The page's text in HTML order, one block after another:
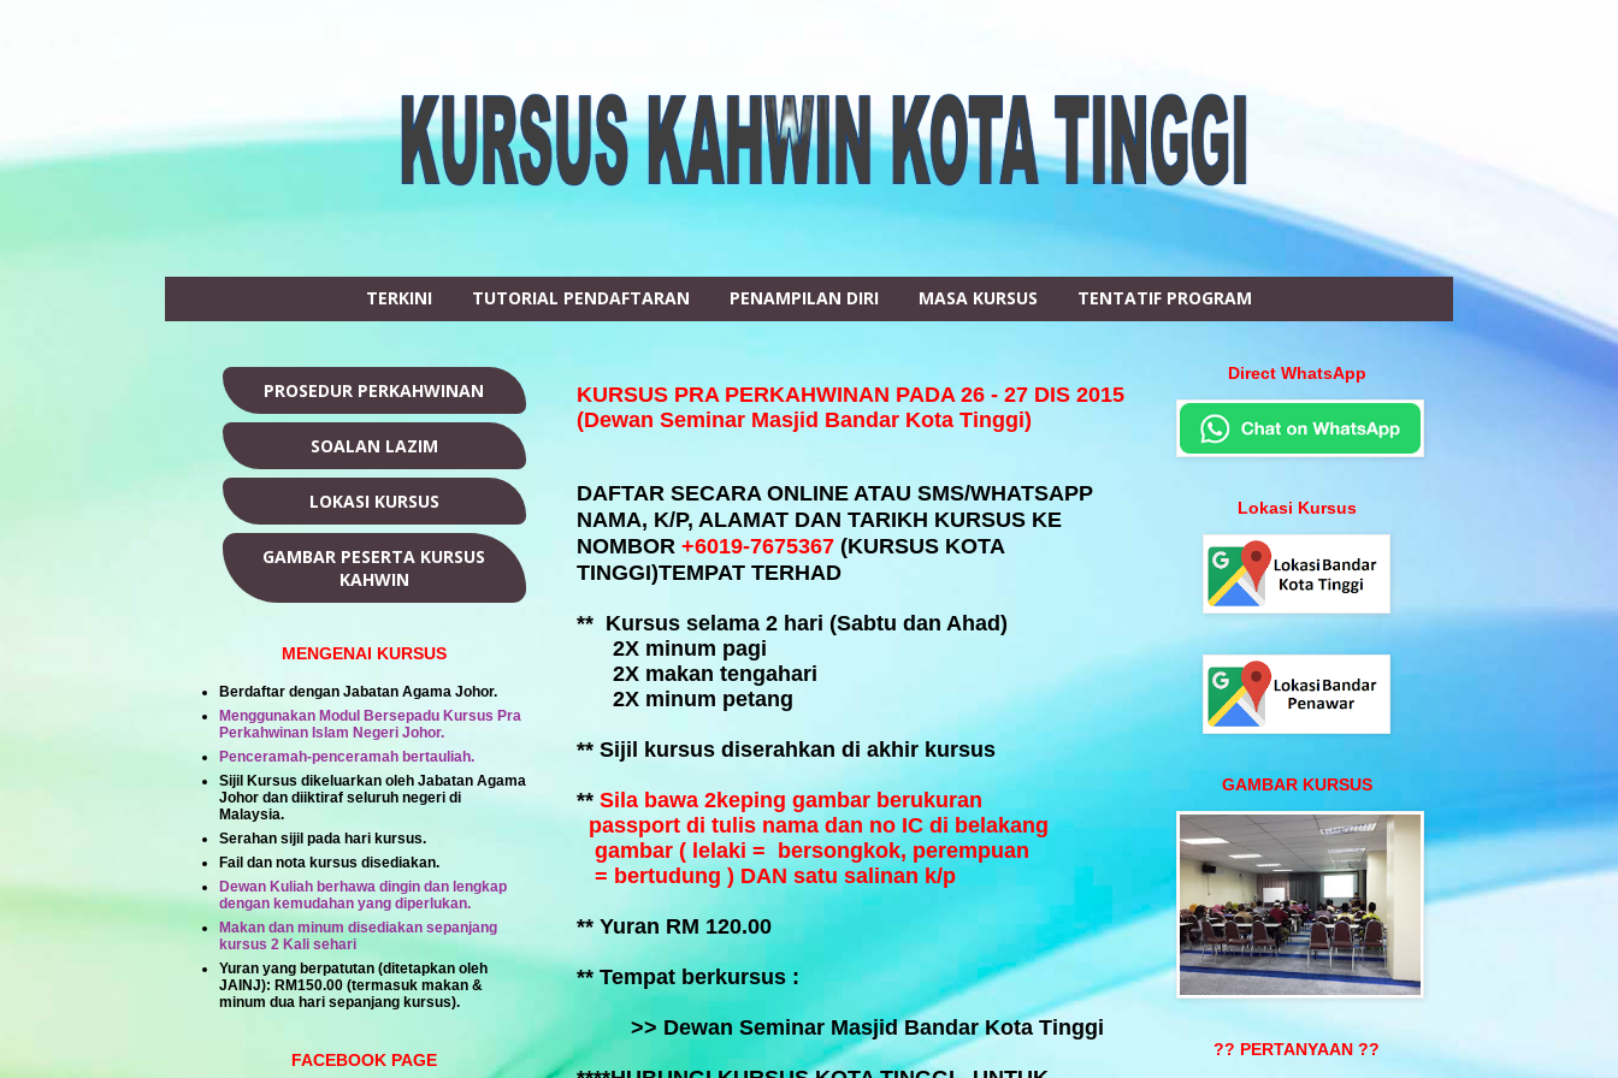
TERKINI TUTORIAL PENDAFTARAN PENAMPILAN DIRI MASA KURSUS TENTATIF PROGRAM
KURSUS PRA PERKAHWINAN PADA 26 - 27 DIS 2015
(Dewan Seminar Masjid Bandar Kota Tinggi)
DAFTAR SECARA ONLINE ATAU SMS/WHATSAPP
NAMA, K/P, ALAMAT DAN TARIKH KURSUS KE
NOMBOR +6019-7675367 (KURSUS KOTA
TINGGI)TEMPAT TERHAD
** Kursus selama 2 hari (Sabtu dan Ahad)
2X minum pagi
2X makan tengahari
2X minum petang
** Sijil kursus diserahkan di akhir kursus
** Sila bawa 2keping gambar berukuran
passport di tulis nama dan no IC di belakang
gambar ( lelaki = bersongkok, perempuan
= bertudung ) DAN satu salinan k/p
** Yuran RM 120.00
** Tempat berkursus :
>> Dewan Seminar Masjid BandarKota Tinggi
PROSEDUR PERKAHWINAN
SOALAN LAZIM
LOKASI KURSUS
GAMBAR PESERTA KURSUS
KAHWIN
MENGENAI KURSUS
Berdaftar dengan Jabatan Agama Johor.
Menggunakan Modul Bersepadu Kursus Pra
Perkahwinan Islam Negeri Johor.
Penceramah-penceramah bertauliah.
Sijil Kursus dikeluarkan oleh Jabatan Agama
Johor dan diiktiraf seluruh negeri di
Malaysia.
Serahan sijil pada hari kursus.
Fail dan nota kursus disediakan.
Dewan Kuliah berhawa dingin dan lengkap
dengan kemudahan yang diperlukan.
Makan dan minum disediakan sepanjang
kursus 2 Kali sehari
Yuran yang berpatutan (ditetapkan oleh
JAINJ): RM150.00 (termasuk makan &
minum dua hari sepanjang kursus).
FACEBOOK PAGE
Direct WhatsApp
Lokasi Kursus
GAMBAR KURSUS
?? PERTANYAAN ??